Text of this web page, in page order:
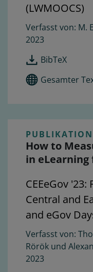
(LWMOOCS)
M.
2023
BibTeX
Gesamter
PUBLIKATION
How to
in eLearning
CEEeGov
Central and
and eGov
Rörök und
2023